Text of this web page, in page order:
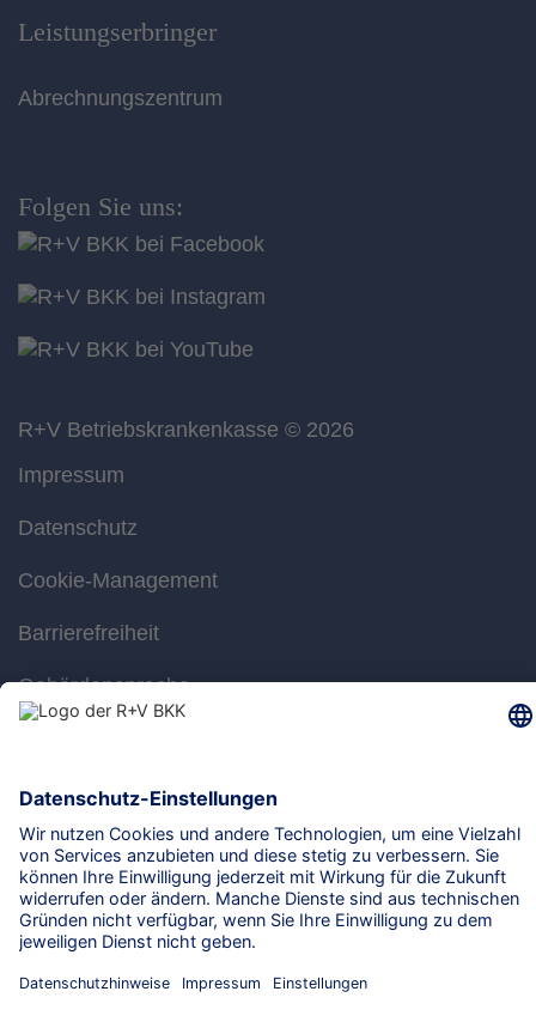
Leistungserbringer
Abrechnungszentrum
Folgen Sie uns:
R+V Betriebskrankenkasse © 2026
Impressum
Datenschutz
Cookie-Management
Barrierefreiheit
Gebärdensprache